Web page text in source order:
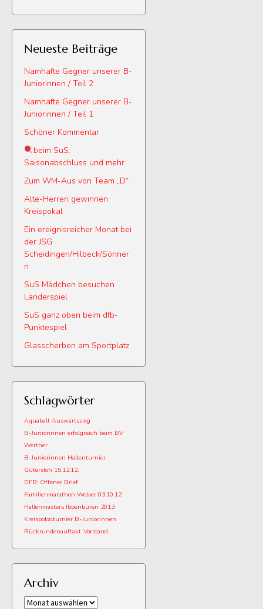
Neueste Beiträge
Namhafte Gegner unserer B-
Juniorinnen / Teil 2
Namhafte Gegner unserer B-
Juniorinnen / Teil 1
Schöner Kommentar
beim SuS:
Saisonabschluss und mehr
Zum WM-Aus von Team „D“
Alte-Herren gewinnen
Kreispokal
Ein ereignisreicher Monat bei
der JSG
Scheidingen/Hilbeck/Sönner
n
SuS Mädchen besuchen
Länderspiel
SuS ganz oben beim dfb-
Punktespiel
Glasscherben am Sportplatz
Schlagwörter
Aquaball Auswärtssieg
B-Juniorinnen erfolgreich beim BV
Werther
B-Juniorinnen Hallenturnier
Gütersloh 15.12.12.
DFB: Offener Brief
Familienmarathon Welver 03.10.12
Hallenmasters Ibbenbüren 2013
Kreispokalturnier B-Juniorinnen
Rückrundenauftakt Vorstand
Archiv
Archiv